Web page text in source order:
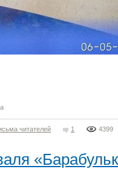
читателей 1 4399